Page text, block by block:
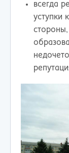
всегда
уступки